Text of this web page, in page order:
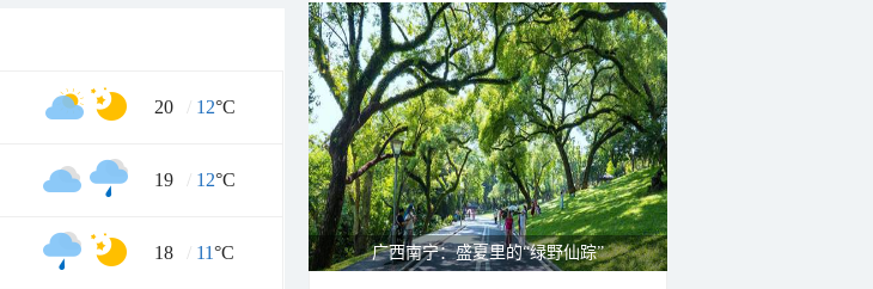
20 / 12°C
19 / 12°C
18 / 11°C 广西南宁：盛夏里的“绿野仙踪”